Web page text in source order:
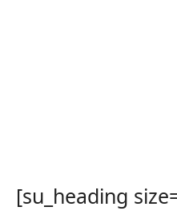
[su_heading